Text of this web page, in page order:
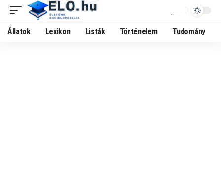
Állatok Lexikon Listák Történelem Tudomány